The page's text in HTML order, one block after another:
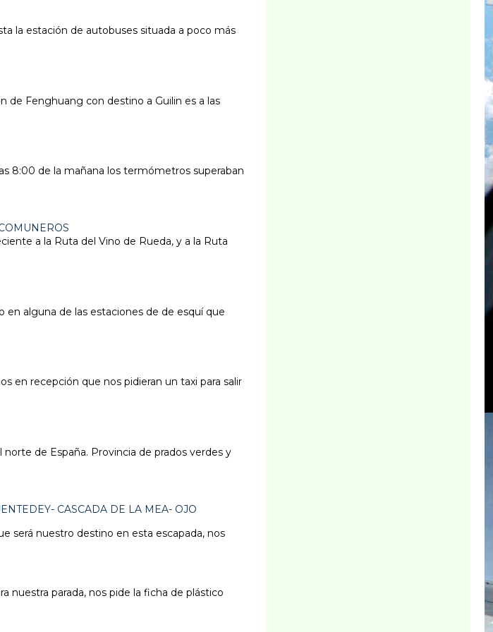
la estación de autobuses situada a poco más
de Fenghuang con destino a Guilin es a las
8:00 de la mañana los termómetros superaban
a la Ruta del Vino de Rueda, y a la Ruta
en alguna de las estaciones de de esquí que
en recepción que nos pidieran un taxi para salir
de España. Provincia de prados verdes y
CASCADA DE LA MEA- OJO
será nuestro destino en esta escapada, nos
nuestra parada, nos pide la ficha de plástico